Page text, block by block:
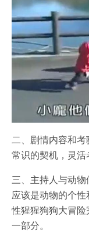
二、剧情内容和
常识的契机，灵活
三、主持人与动
应该是动物的个
性猩猩狗狗大冒
一部分。